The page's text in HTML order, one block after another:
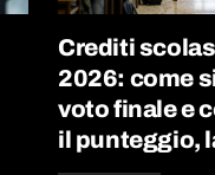
Crediti
2026: come
voto finale e
il punteggio,